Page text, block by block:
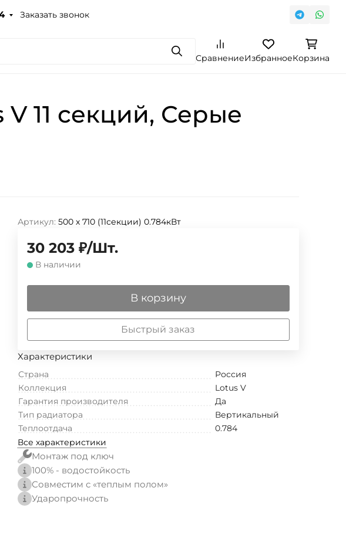
Заказать звонок
ПоискСравнениеИзбранноеКорзина
11 секций, Серые
Артикул: 500 х 710 (11секции) 0.784кВт
30 203 ₽/Шт.
В наличии
В корзину
Быстрый заказ
Характеристики
Страна
Россия
Коллекция
Lotus V
Гарантия производителя
Да
Тип радиатора
Вертикальный
Теплоотдача
0.784
Все характеристики
Монтаж под ключ
100% - водостойкость
Совместим с «теплым полом»
Ударопрочность